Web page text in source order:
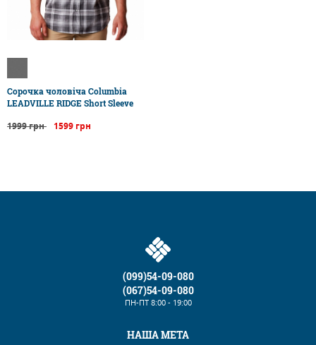
Сорочка чоловіча Columbia
LEADVILLE RIDGE Short Sleeve
1999 грн 1599 грн
(099)54-09-080
(067)54-09-080
ПН-ПТ8:00 - 19:00
НАША МЕТА